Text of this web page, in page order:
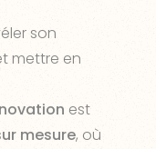
son
mettre en
est
mesure, où